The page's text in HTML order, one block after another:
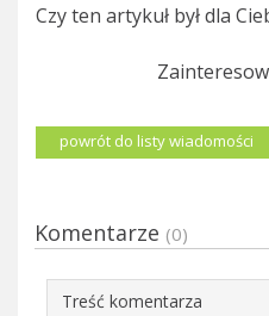
Czy ten artykuł był dla
powrót do listy wiadomości
Komentarze (0)